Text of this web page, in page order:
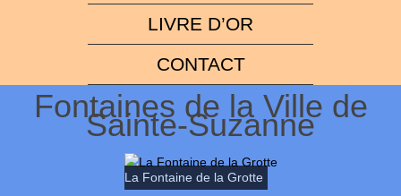
LIVRE D’OR
CONTACT
Fontaines de la Ville de
Sainte-Suzanne
La Fontaine de la Grotte